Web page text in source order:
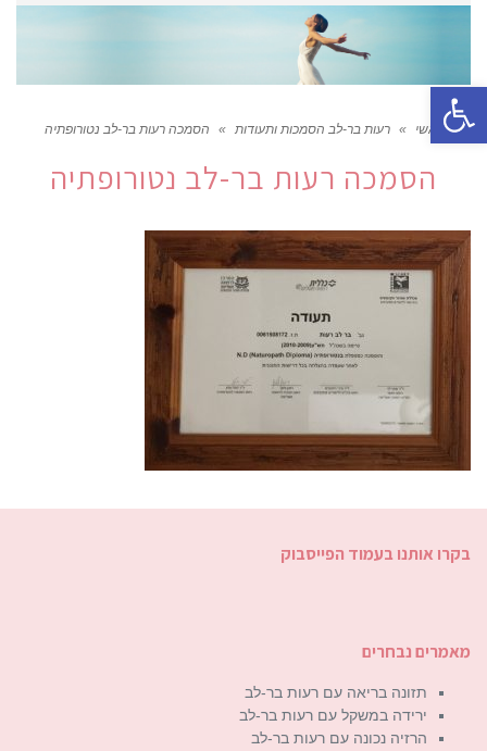
פתח סרגל נגישות
ראשי » רעות בר-לב הסמכות ותעודות » הסמכה רעות בר-לב נטורופתיה
הסמכה רעות בר-לב נטורופתיה
בקרו אותנו בעמוד הפייסבוק
מאמרים נבחרים
תזונה בריאה עם רעות בר-לב
ירידה במשקל עם רעות בר-לב
הרזיה נכונה עם רעות בר-לב